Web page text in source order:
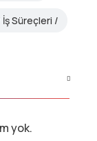
İş Süreçleri
yok.